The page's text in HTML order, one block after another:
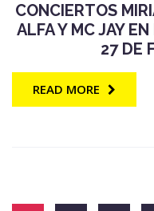
CONCIERTOS
ALFA Y MC JAY
27 DE
READ MORE